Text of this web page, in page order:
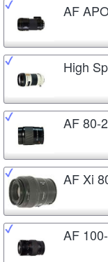
AF
High
AF 80-
AF Xi
AF